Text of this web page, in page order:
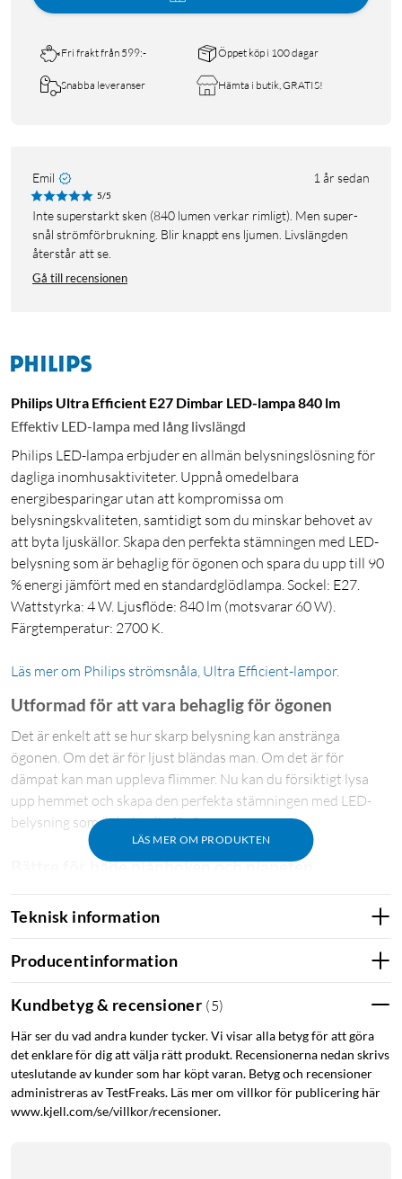
Fri frakt från 599:- Öppet köp i 100 dagar
Snabba leveranser Hämta i butik, GRATIS!
Emil 1 år sedan
5/5
Inte superstarkt sken (840 lumen verkar rimligt). Men super-
snål strömförbrukning. Blir knappt ens ljumen. Livslängden
återstår att se.
Gå till recensionen
Philips Ultra Efficient E27 Dimbar LED-lampa 840 lm
Effektiv LED-lampa med lång livslängd
Philips LED-lampa erbjuder en allmän belysningslösning för
dagliga inomhusaktiviteter. Uppnå omedelbara
energibesparingar utan att kompromissa om
belysningskvaliteten, samtidigt som du minskar behovet av
att byta ljuskällor. Skapa den perfekta stämningen med LED-
belysning som är behaglig för ögonen och spara du upp till 90
% energi jämfört med en standardglödlampa. Sockel: E27.
Wattstyrka: 4 W. Ljusflöde: 840 lm (motsvarar 60 W).
Färgtemperatur: 2700 K.
Läs mer om Philips strömsnåla, Ultra Efficient-lampor.
LÄS MER OM PRODUKTEN
Utformad för att vara behaglig för ögonen
Det är enkelt att se hur skarp belysning kan anstränga
ögonen. Om det är för ljust bländas man. Om det är för
dämpat kan man uppleva flimmer. Nu kan du försiktigt lysa
upp hemmet och skapa den perfekta stämningen med LED-
belysning som är behaglig för ögonen.
Bättre för både plånboken och planeten
Med LED-teknologi sparar du upp till 90 % energi jämfört med
en standardglödlampa. På så vis betalar lampan sig själv och
sparar pengar åt dig år efter år. Den bidrar också till att skydda
miljön.
Ljuskälla med lång livslängd – varar upp till 50 år
Med en livslängd på upp till 50 000 timmar slipper du krånglet
med att byta ljuskällor ofta och kan njuta av en perfekt
belysningslösning i mer än 50 år.
Teknisk information
Producentinformation
Kundbetyg & recensioner (5)
Här ser du vad andra kunder tycker. Vi visar alla betyg för att göra
det enklare för dig att välja rätt produkt. Recensionerna nedan skrivs
uteslutande av kunder som har köpt varan. Betyg och recensioner
administreras av TestFreaks. Läs mer om villkor för publicering här
www.kjell.com/se/villkor/recensioner.